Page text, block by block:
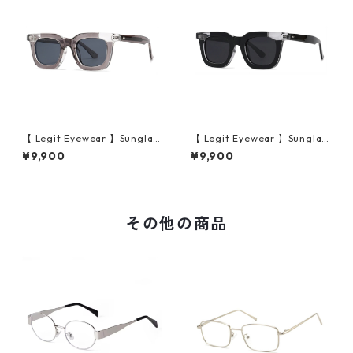
【 Legit Eyewear 】Sunglas
ses Konoe (Clear Grey/Gre
y)
¥9,900
【 Legit Eyewear 】Sunglas
ses Konoe (Black Clear/Gre
y)
¥9,900
その他の商品